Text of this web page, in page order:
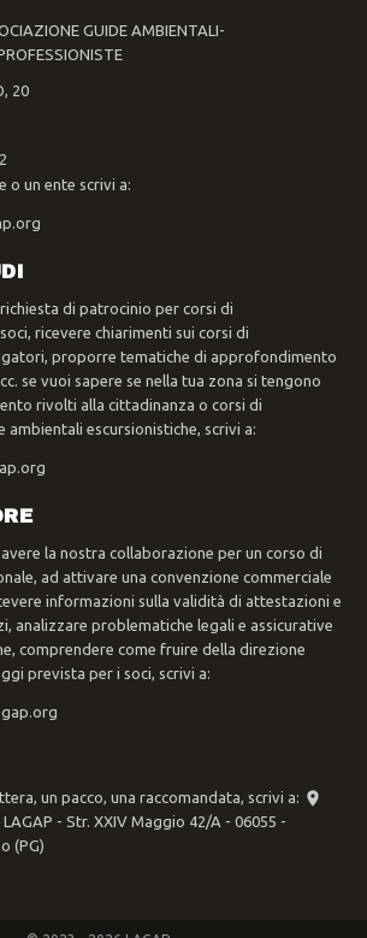
GUIDE AMBIENTALI-
20
o un ente scrivi a:
di patrocinio per corsi di
ricevere chiarimenti sui corsi di
proporre tematiche di approfondimento
se vuoi sapere se nella tua zona si tengono
rivolti alla cittadinanza o corsi di
ambientali escursionistiche, scrivi a:
la nostra collaborazione per un corso di
ad attivare una convenzione commerciale
informazioni sulla validità di attestazioni e
analizzare problematiche legali e assicurative
comprendere come fruire della direzione
prevista per i soci, scrivi a:
un pacco, una raccomandata, scrivi a:
- Str. XXIV Maggio 42/A - 06055 -
(PG)